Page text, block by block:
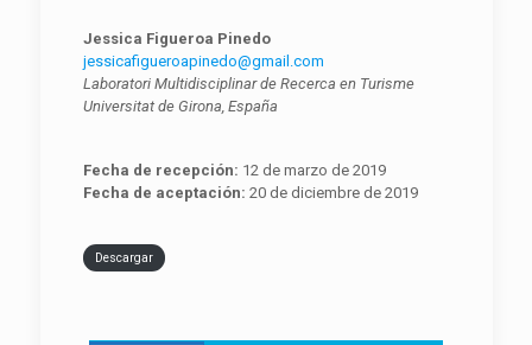
Jessica Figueroa Pinedo
jessicafigueroapinedo@gmail.com
Laboratori Multidisciplinar de Recerca en Turisme
Universitat de Girona, España
Fecha de recepción: 12 de marzo de 2019
Fecha de aceptación: 20 de diciembre de 2019
Descargar